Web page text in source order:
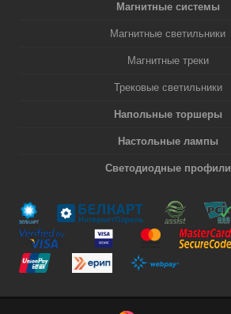
Магнитные системы
Магнитные светильники
Магнитные треки
Трековые светильники
Напольные торшеры
Настольные лампы
Светодиодные профили